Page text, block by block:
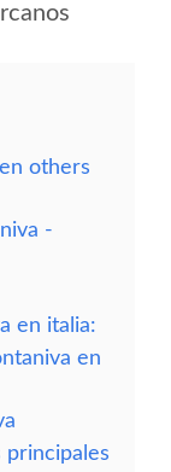
others
-
en italia:
en
principales